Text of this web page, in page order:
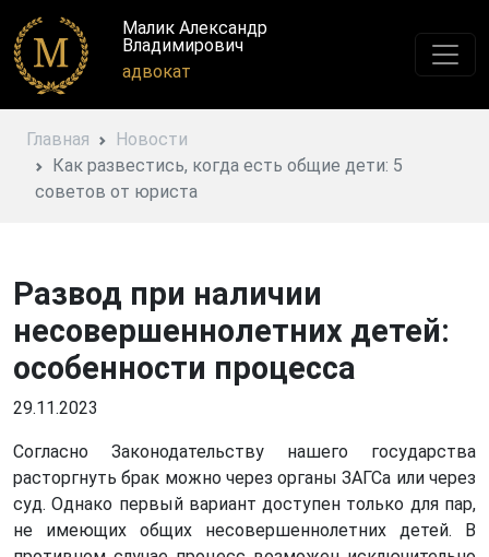
Малик Александр
Владимирович
адвокат
Главная
Новости
Как развестись, когда есть общие дети: 5
советов от юриста
Развод при наличии
несовершеннолетних детей:
особенности процесса
29.11.2023
Согласно Законодательству нашего государства
расторгнуть брак можно через органы ЗАГСа или через
суд. Однако первый вариант доступен только для пар,
не имеющих общих несовершеннолетних детей. В